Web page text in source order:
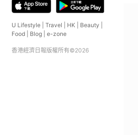
U Lifestyle Travel HK Beauty
Food
Blog e-zone
香港經濟日報版權所有©2026